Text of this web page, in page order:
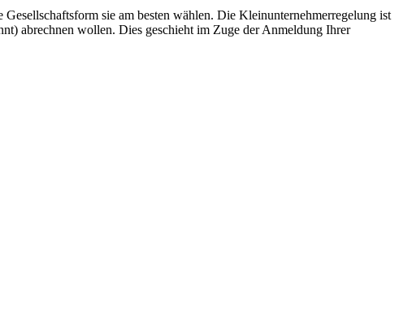
sie am besten wählen. Die Kleinunternehmerregelung ist
abrechnen wollen. Dies geschieht im Zuge der Anmeldung Ihrer